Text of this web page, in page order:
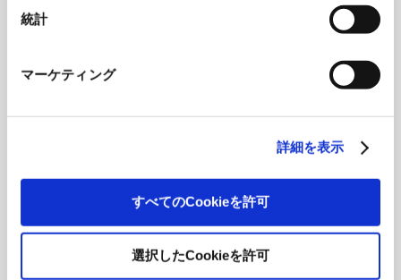
統計
マーケティング
詳細を表示
すべてのCookieを許可
選択したCookieを許可
ョップを行った。参加者は思ったより力のいる紙揉みにとまどいながらも、「まる
「2011年にこの会社を設立し、以来『人・もの・ことの可能性を追求する』のを
もいるのではないかと思います。常識にとらわれず、自分自身のものの見方や考え
方を深めるきっかけになればいいと思っています」（山本さん）